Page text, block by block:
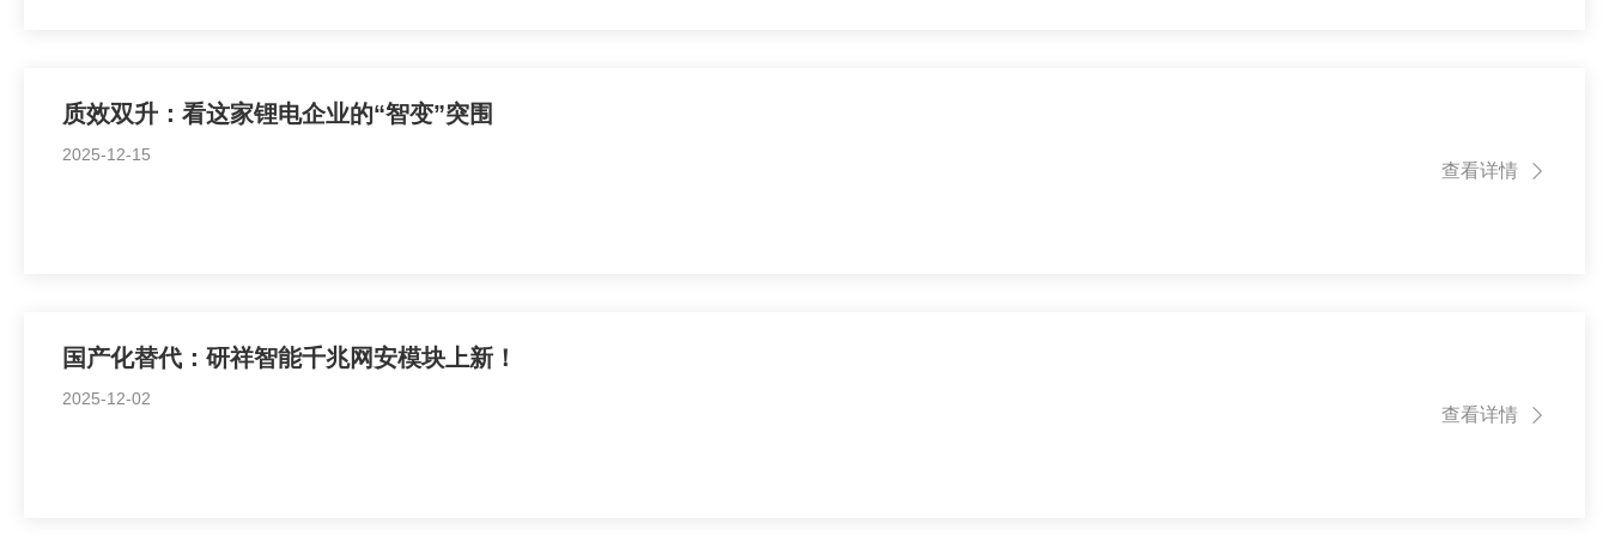
质效双升：看这家锂电企业的“智变”突围
2025-12-15
查看详情 
国产化替代：研祥智能千兆网安模块上新！
2025-12-02
查看详情 